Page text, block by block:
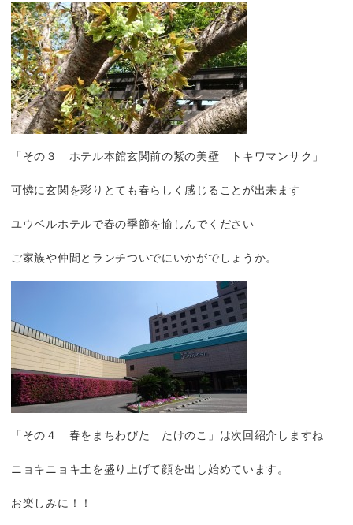
「その３ ホテル本館玄関前の紫の美壁 トキワマンサク」
可憐に玄関を彩りとても春らしく感じることが出来ます
ユウベルホテルで春の季節を愉しんでください
ご家族や仲間とランチついでにいかがでしょうか。
「その４ 春をまちわびた たけのこ」は次回紹介しますね
ニョキニョキ土を盛り上げて顔を出し始めています。
お楽しみに！！